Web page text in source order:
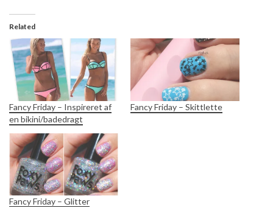
Related
Fancy Friday – Inspireret af
en bikini/badedragt
Fancy Friday – Skittlette
Fancy Friday – Glitter